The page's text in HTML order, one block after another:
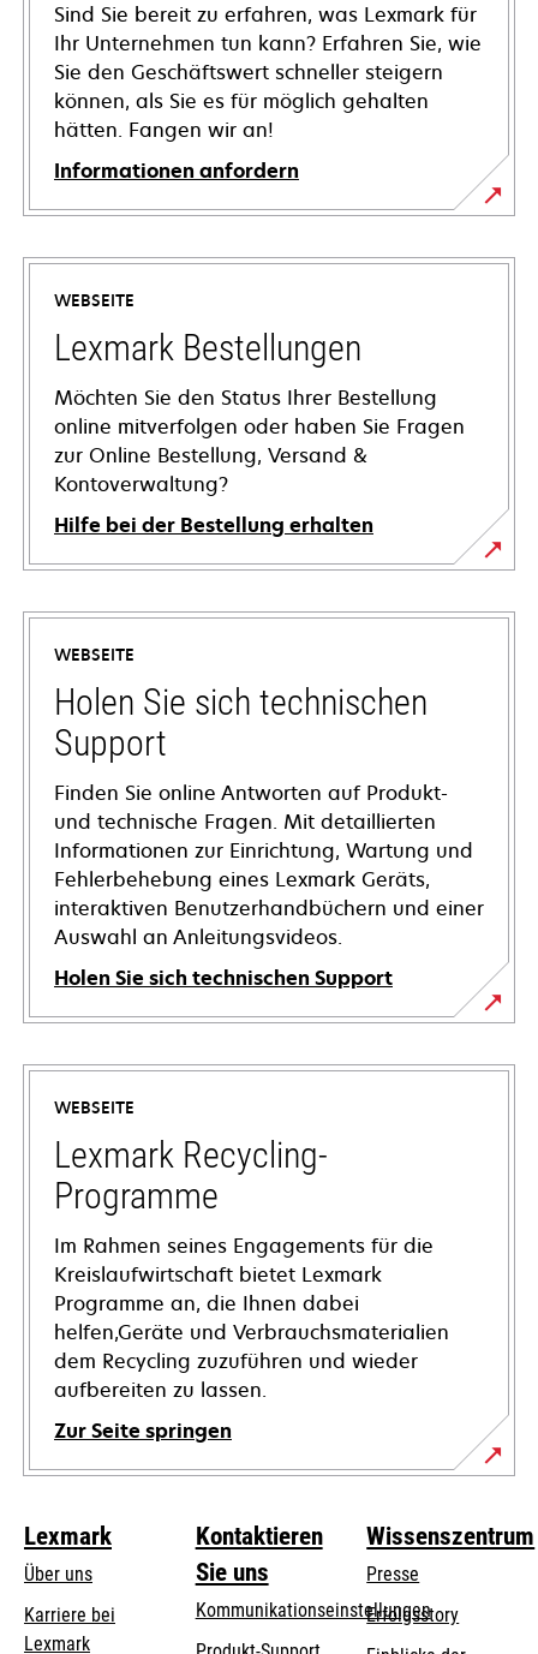
Sind Sie bereit zu erfahren, was Lexmark für
Ihr Unternehmen tun kann? Erfahren Sie, wie
Sie den Geschäftswert schneller steigern
können, als Sie es für möglich gehalten
hätten. Fangen wir an!
Informationen anfordern
WEBSEITE
Lexmark Bestellungen
Möchten Sie den Status Ihrer Bestellung
online mitverfolgen oder haben Sie Fragen
zur Online Bestellung, Versand &
Kontoverwaltung?
Hilfe bei der Bestellung erhalten
WEBSEITE
Holen Sie sich technischen
Support
Finden Sie online Antworten auf Produkt-
und technische Fragen. Mit detaillierten
Informationen zur Einrichtung, Wartung und
Fehlerbehebung eines Lexmark Geräts,
interaktiven Benutzerhandbüchern und einer
Auswahl an Anleitungsvideos.
Holen Sie sich technischen Support
wird
in
neuen
Registerkarte
geöffnet
WEBSEITE
Lexmark Recycling-
Programme
Im Rahmen seines Engagements für die
Kreislaufwirtschaft bietet Lexmark
Programme an, die Ihnen dabei
helfen,Geräte und Verbrauchsmaterialien
dem Recycling zuzuführen und wieder
aufbereiten zu lassen.
Zur Seite springen
Lexmark
Über uns
Karriere bei
Lexmark
Kontaktieren
Sie uns
Kommunikationseinstellungen
Wissenszentrum
Presse
Erfolgsstory